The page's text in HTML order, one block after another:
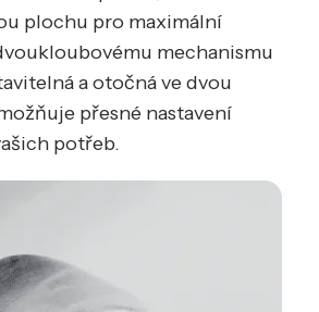
plochu pro maximální
mechanismu
a otočná ve dvou
přesné nastavení
potřeb.